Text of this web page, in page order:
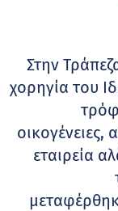
Στην
χορηγία του
οικογένειες,
εταιρεία